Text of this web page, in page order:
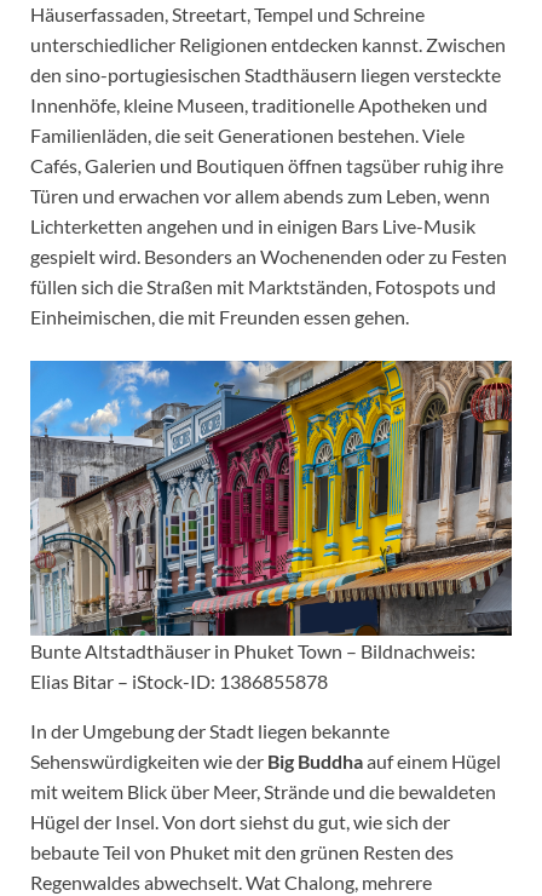
Häuserfassaden, Streetart, Tempel und Schreine
unterschiedlicher Religionen entdecken kannst. Zwischen
den sino-portugiesischen Stadthäusern liegen versteckte
Innenhöfe, kleine Museen, traditionelle Apotheken und
Familienläden, die seit Generationen bestehen. Viele
Cafés, Galerien und Boutiquen öffnen tagsüber ruhig ihre
Türen und erwachen vor allem abends zum Leben, wenn
Lichterketten angehen und in einigen Bars Live-Musik
gespielt wird. Besonders an Wochenenden oder zu Festen
füllen sich die Straßen mit Marktständen, Fotospots und
Einheimischen, die mit Freunden essen gehen.
Bunte Altstadthäuser in Phuket Town – Bildnachweis:
Elias Bitar – iStock-ID: 1386855878
In der Umgebung der Stadt liegen bekannte
Sehenswürdigkeiten wie der Big Buddhaauf einem Hügel
mit weitem Blick über Meer, Strände und die bewaldeten
Hügel der Insel. Von dort siehst du gut, wie sich der
bebaute Teil von Phuket mit den grünen Resten des
Regenwaldes abwechselt. Wat Chalong, mehrere